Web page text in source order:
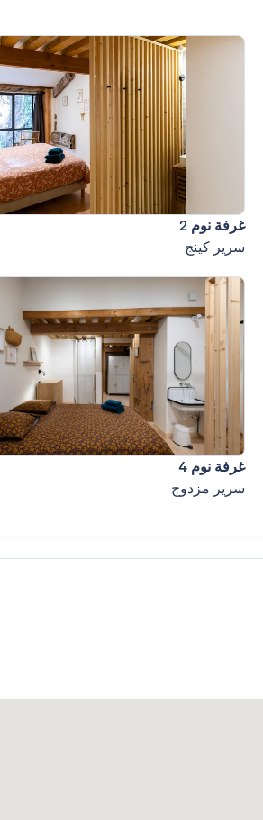
غرفة نوم 2
سرير كينج
غرفة نوم 4
سرير مزدوج